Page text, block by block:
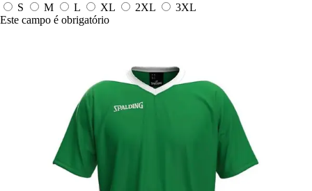
S
M L XL 2XL
3XL
Este campo é obrigatório